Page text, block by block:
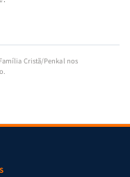
Cristã/Penkal nos